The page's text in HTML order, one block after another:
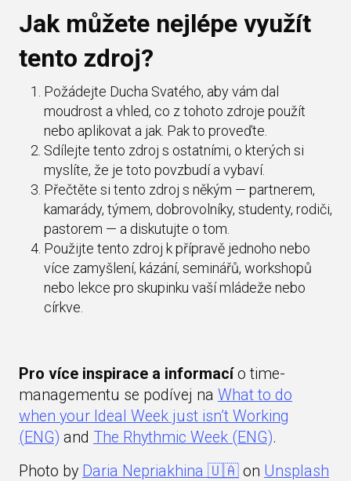
Jak můžete nejlépe využít
tento zdroj?
Požádejte Ducha Svatého, aby vám dal
moudrost a vhled, co z tohoto zdroje použít
nebo aplikovat a jak. Pak to proveďte.
Sdílejte tento zdroj s ostatními, o kterých si
myslíte, že je toto povzbudí a vybaví.
Přečtěte si tento zdroj s někým — partnerem,
kamarády, týmem, dobrovolníky, studenty, rodiči,
pastorem — a diskutujte o tom.
Použijte tento zdroj k přípravě jednoho nebo
více zamyšlení, kázání, seminářů, workshopů
nebo lekce pro skupinku vaší mládeže nebo
církve.
Pro více inspirace a informacío time-
managementu se podívej na What to do
when your Ideal Week just isn’t Working
(ENG) and The Rhythmic Week (ENG).
Photo by Daria Nepriakhina 🇺🇦 on Unsplash